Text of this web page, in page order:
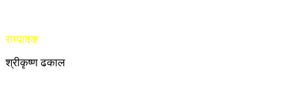
सम्पादक
श्रीकृष्ण ढकाल